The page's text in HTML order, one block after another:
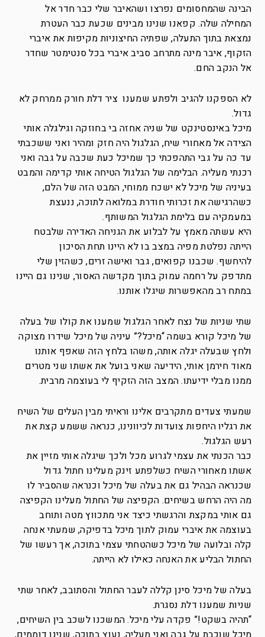
הבינה שהמחסומים נפרצו ושהאיבר שלי כבר חדר אל
המחילה שלה. קפאנו שנינו מבינים שכעת כבר העטרת
נמצאת בתוך התעלה, שפתיה החיצוניות מקיפות את איברי
הזקוף, איבר מינה מתרחב סביב איברי בכל סנטימטר שחדר
אל הנקב החם.
לא הספקנו להגיב ולפתע שמענו ציר דלת חורק ממרחק לא
גדול.
מיכל באינסטינקט של שניה אחזה בי בחוזקה וגילגלה אותי
הצידה אל מאחורי שיח, הגלגול היה חזק ומהיר ואני ששכבתי
עד כה על גבי התהפכתי כך שמיכל כעת שכבה על גבה ואני
רכנתי מעליה. הבלימה של הגלגול הטיחה אותי קדימה והמבט
בעיניה של מיכל לא ישכח ממוחי, המבט הזה של הלם,
כשהרגישה את זכרותי חודרת במלואה לתוכה, ננעצת
במעמקיה עם בלימת הגלגול המשותף.
היא עשתה מאמץ על לבלוע את הגניחה האדירה שלבטח
הייתה נפלטת מפיה במצב בו לא היינו תחת הסיכון
להיחשף. שכבנו קפואים, גבר ואישה זרים, כשהזין שלי
מתדפק על רחמה עמוק בתוך מקדשה האסור, שנינו גם היינו
במתח רב מהאפשרות שיגלו אותנו.
שתי שניות של נצח לאחר הגלגול שמענו את קולו של בעלה
של מיכל קורא בשמה “מיכל?” עיניה של מיכל שידרו מצוקה
ולחץ שבעלה יגלה אותה, משהו בלחץ הזה שאפף אותנו
מאוד חירמן אותי, הידיעה שאני בועל את אשתו שני מטרים
ממנו מבלי ידיעתו. המצב הזה הזקיף לי בעוצמה מרבית.
שמעתי צעדים מתקרבים אלינו וראיתי מבין העלים של השיח
את רגליו היחפות צועדות לכיוונינו, כנראה ששמע קצת את
רעש הגלגול.
כבר הכנתי את עצמי לגרוע מכל ולכך שיגלה אותי מזיין את
אשתו מאחורי השיח כשלפתע זינק מעלינו חתול גדול
שכנראה הבהיל גם את בעלה של מיכל וכנראה שהסביר לו
מה היה הרחש בשיחים. הקפיצה של החתול מעלינו הקפיצה
גם אותי במקצת והרגשתי כיצד אני מתכווץ מטה ותוחב
בעוצמה את איברי עמוק לתוך מיכל בדפיקה, שמעתי אנחה
קלה ובלועה של מיכל כשהטחתי עצמי בתוכה, אך רעשו של
החתול הבליע את האנחה כאילו לא הייתה.
בעלה של מיכל סינן קללה לעבר החתול והסתובב, לאחר שתי
שניות שמענו דלת נסגרת.
“תהיה בשקט!” פקדה עלי מיכל. המשכנו לשכב בין השיחים,